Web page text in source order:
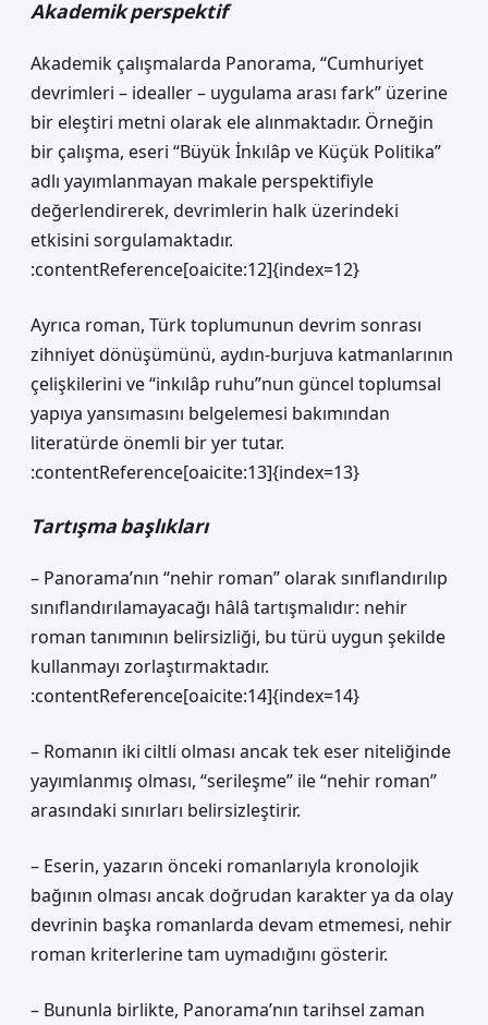
Akademik perspektif
Akademik çalışmalarda Panorama, “Cumhuriyet
devrimleri – idealler – uygulama arası fark” üzerine
bir eleştiri metni olarak ele alınmaktadır. Örneğin
bir çalışma, eseri “Büyük İnkılâp ve Küçük Politika”
adlı yayımlanmayan makale perspektifiyle
değerlendirerek, devrimlerin halk üzerindeki
etkisini sorgulamaktadır.
:contentReference[oaicite:12]{index=12}
Ayrıca roman, Türk toplumunun devrim sonrası
zihniyet dönüşümünü, aydın‑burjuva katmanlarının
çelişkilerini ve “inkılâp ruhu”nun güncel toplumsal
yapıya yansımasını belgelemesi bakımından
literatürde önemli bir yer tutar.
:contentReference[oaicite:13]{index=13}
Tartışma başlıkları
– Panorama’nın “nehir roman” olarak sınıflandırılıp
sınıflandırılamayacağı hâlâ tartışmalıdır: nehir
roman tanımının belirsizliği, bu türü uygun şekilde
kullanmayı zorlaştırmaktadır.
:contentReference[oaicite:14]{index=14}
– Romanın iki ciltli olması ancak tek eser niteliğinde
yayımlanmış olması, “serileşme” ile “nehir roman”
arasındaki sınırları belirsizleştirir.
– Eserin, yazarın önceki romanlarıyla kronolojik
bağının olması ancak doğrudan karakter ya da olay
devrinin başka romanlarda devam etmemesi, nehir
roman kriterlerine tam uymadığını gösterir.
– Bununla birlikte, Panorama’nın tarihsel zaman